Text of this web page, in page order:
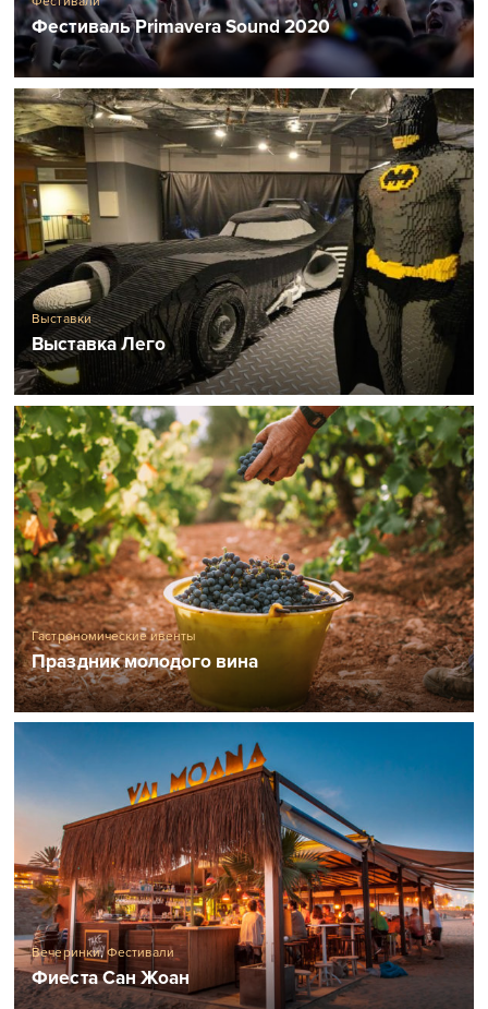
Фестиваль Primavera Sound 2020
Выставки
Выставка Лего
Гастрономические ивенты
Праздник молодого вина
Вечеринки,Фестивали
Фиеста Сан Жоан